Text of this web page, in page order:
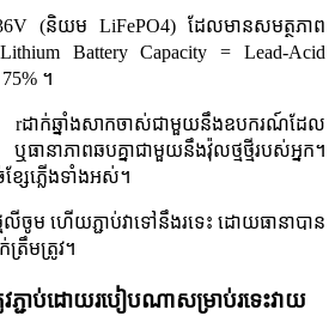
(និយម LiFePO4) ដែលមានសមត្ថភាព
Battery Capacity = Lead-Acid
។
rដាក់ឆ្នាំងសាកចាស់ជាមួយនឹងឧបករណ៍ដែល
ាភាពឆបគ្នាជាមួយនឹងវ៉ុលថ្មថ្មីរបស់អ្នក។
សែភ្លើងទាំងអស់។
លីចូម ហើយភ្ជាប់វាទៅនឹងរទេះ ដោយធានាបាន
ត្រឹមត្រូវ។
ភ្ជាប់​ដោយ​របៀប​ណា​សម្រាប់​រទេះ​វាយ​